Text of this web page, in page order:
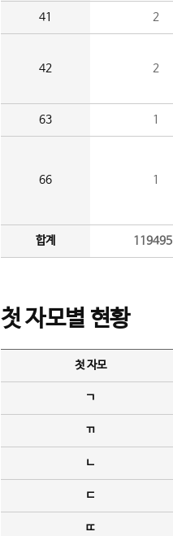
41 2
42 2
63 1
66 1
합계
첫 자모별 현황
첫 자모
ㄱ
ㄲ
ㄴ
ㄷ
ㄸ